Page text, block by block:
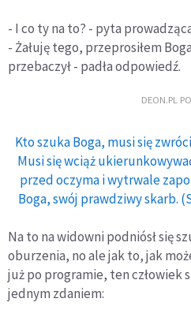
- I co ty na to? - pyta
- Żałuję tego, przeprosiłem
przebaczył - padła odpowiedź.
DEON.PL
Kto szuka Boga, musi się
Musi się wciąż
przed oczyma i wytrwale
Boga, swój prawdziwy skarb.
Na to na widowni podniósł się
oburzenia, no ale jak to, jak
już po programie, ten człowiek
jednym zdaniem: